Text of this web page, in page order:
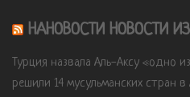
НАНОВОСТИ НОВОСТИ
Турция назвала Аль-Аксу «одно
решили 14 мусульманских стран